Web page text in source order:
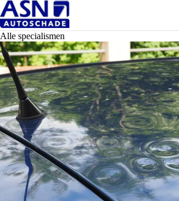
Alle specialismen